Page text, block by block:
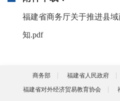
福建省商务厅关于推进县
知.pdf
商务部 福建省人民政府
福建省对外经济贸易教育协会